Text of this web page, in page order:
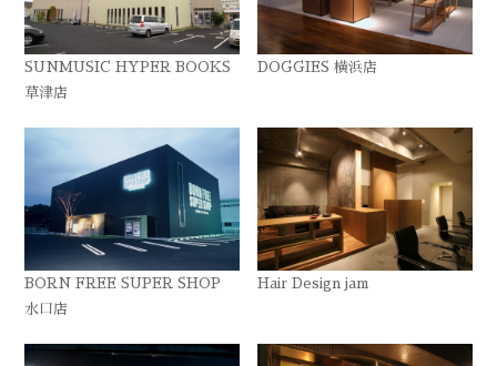
SUNMUSIC HYPER BOOKS
草津店
DOGGIES 横浜店
BORN FREE SUPER SHOP
水口店
Hair Design jam